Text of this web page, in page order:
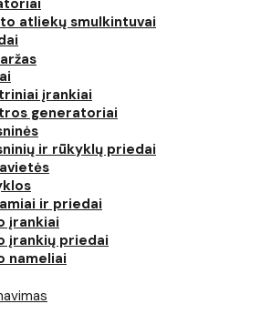
atliekų smulkintuvai
įrankiai
generatoriai
ir rūkyklų priedai
ir priedai
įrankiai
įrankių priedai
nameliai